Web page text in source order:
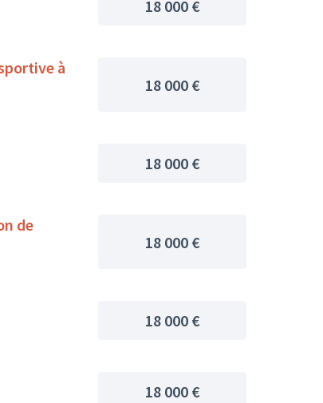
18 000 €
à
18 000 €
18 000 €
de
18 000 €
18 000 €
18 000 €